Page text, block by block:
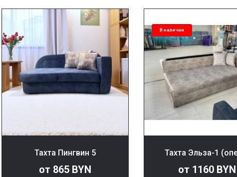
Тахта Пингвин 5
от 865 BYN
В наличии
Тахта Эльза-1
от 1160 BYN